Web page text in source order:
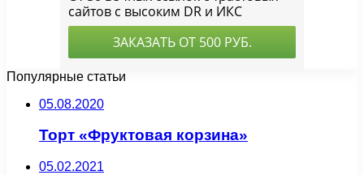
Популярные статьи
05.08.2020
Торт «Фруктовая корзина»
05.02.2021